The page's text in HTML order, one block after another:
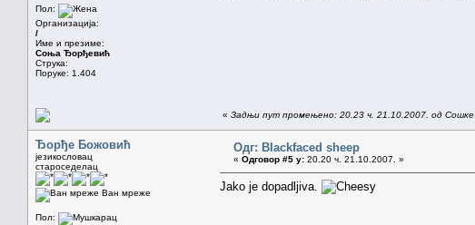
Пол:
Организација:
/
Име и презиме:
Соња Ђорђевић
Струка:
Поруке: 1.404
« Задњи пут промењено: 20.23 ч. 21.10.2007. од Сошке
Ђорђе Божовић
језикословац
староседелац
Ван мреже
Пол:
Одг: Blackfaced sheep
« Одговор #5 у: 20.20 ч. 21.10.2007. »
Jako je dopadljiva.